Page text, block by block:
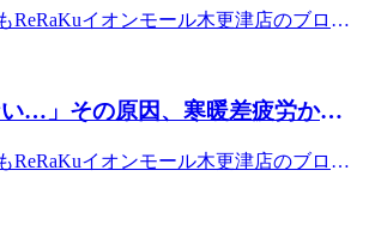
まうと、筋肉はどんどん硬くなってしま
ングです☆暑い夏を元気に乗り切るため
心よりお待ちしております♪☆★本日【7
18：30皆様のご来店心よりお待ちしてお
れません。人の身体は気温の変化に対
経が常にフル稼働しています。気温差が
自律神経が疲れてしまい、だるさや肩こ
の低下など様々な不調につながることも
ると身体は無意識に縮こまり、筋肉は
いって暑い日は暑い日で外出する気力が
へ一直線！そこで今回は、今日からでき
ReRaKuイオンモール木更津店のブログ
とのこと。皆様対策バッチリで安全圏で
風後は暑い日が多い気がするので、ぜひ
モール木更津店にお越しいただいて爽快
泡を使用した夏バージョンのドライヘ
はボディケア×爽快ヘッドスパのセット
い…」その原因、寒暖差疲労かも
ReRaKuイオンモール木更津店のブログ
予報で、まるで真夏日(；ﾟДﾟ)最近は